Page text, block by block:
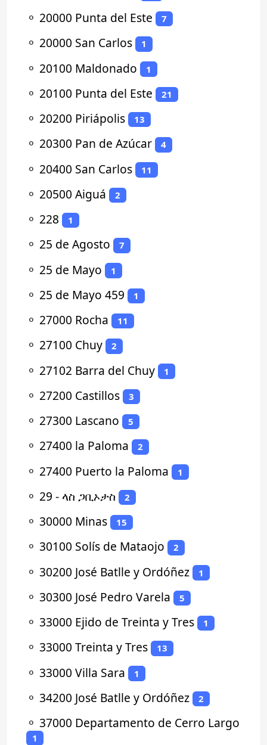
⚬ 20000 Punta del Este 7
⚬ 20000 San Carlos 1
⚬ 20100 Maldonado 1
⚬ 20100 Punta del Este 21
⚬ 20200 Piriápolis 13
⚬ 20300 Pan de Azúcar 4
⚬ 20400 San Carlos 11
⚬ 20500 Aiguá 2
⚬ 228 1
⚬ 25 de Agosto 7
⚬ 25 de Mayo 1
⚬ 25 de Mayo 459 1
⚬ 27000 Rocha 11
⚬ 27100 Chuy 2
⚬ 27102 Barra del Chuy 1
⚬ 27200 Castillos 3
⚬ 27300 Lascano 5
⚬ 27400 la Paloma 2
⚬ 27400 Puerto la Paloma 1
⚬ 29 - ላስ ጋቢኦታስ 2
⚬ 30000 Minas 15
⚬ 30100 Solís de Mataojo 2
⚬ 30200 José Batlle y Ordóñez 1
⚬ 30300 José Pedro Varela 5
⚬ 33000 Ejido de Treinta y Tres 1
⚬ 33000 Treinta y Tres 13
⚬ 33000 Villa Sara 1
⚬ 34200 José Batlle y Ordóñez 2
⚬ 37000 Departamento de Cerro Largo
1